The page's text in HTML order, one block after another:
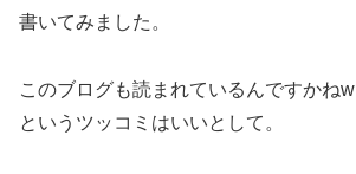
書いてみました。
このブログも読まれているんですかねw
というツッコミはいいとして。